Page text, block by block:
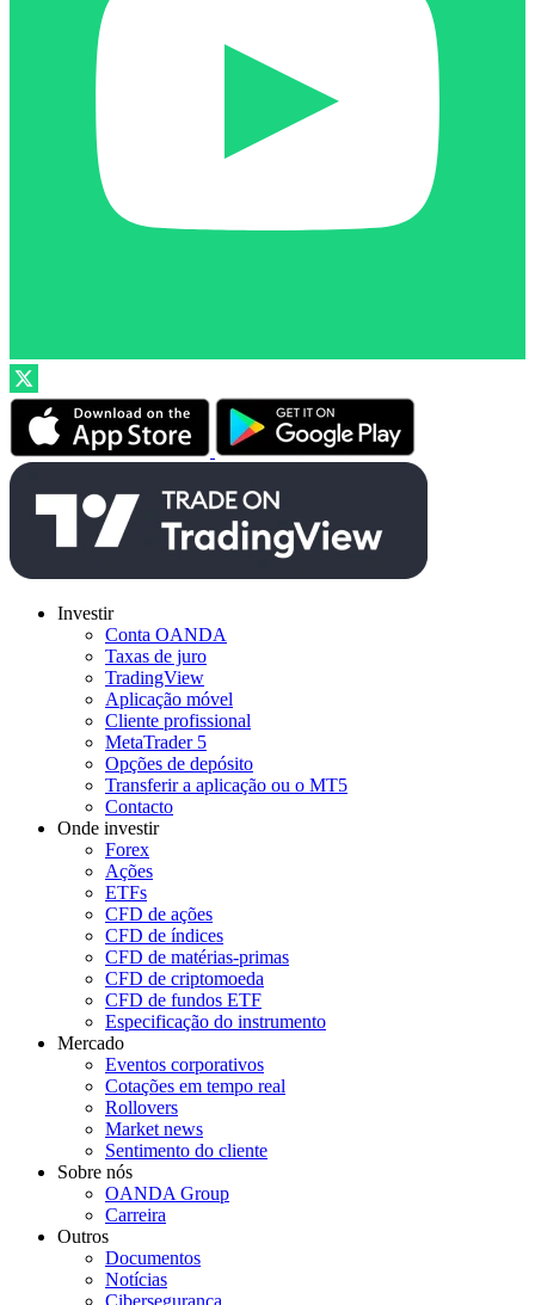
Investir
Conta OANDA
Taxas de juro
TradingView
Aplicação móvel
Cliente profissional
MetaTrader 5
Opções de depósito
Transferir a aplicação ou o MT5
Contacto
Onde investir
Forex
Ações
ETFs
CFD de ações
CFD de índices
CFD de matérias-primas
CFD de criptomoeda
CFD de fundos ETF
Especificação do instrumento
Mercado
Eventos corporativos
Cotações em tempo real
Rollovers
Market news
Sentimento do cliente
Sobre nós
OANDA Group
Carreira
Outros
Documentos
Notícias
Cibersegurança